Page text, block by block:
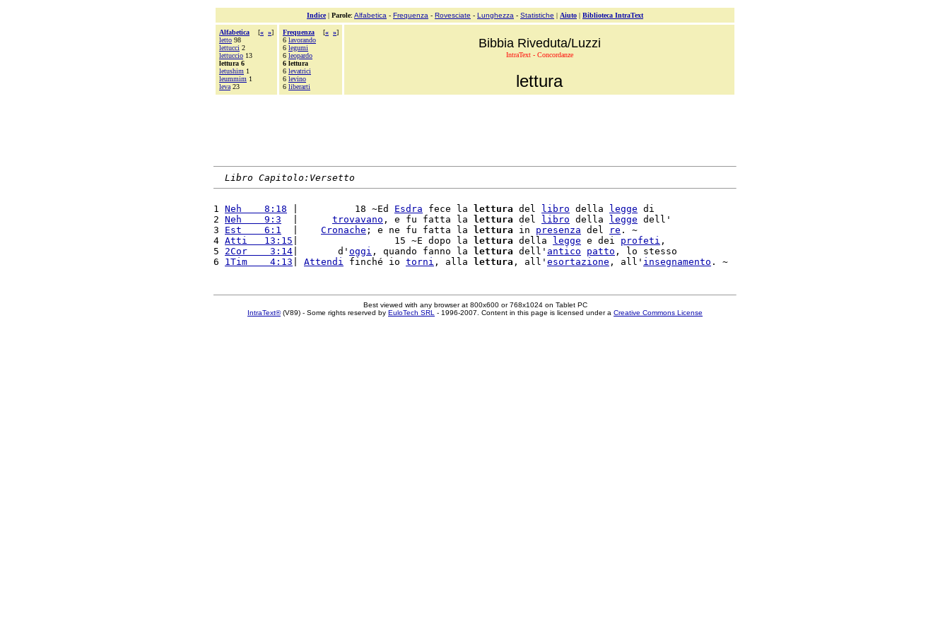
Indice| Parole: Alfabetica - Frequenza - Rovesciate - Lunghezza - Statistiche | Aiuto | Biblioteca IntraText
Alfabetica [« »]
letto 98
lettucci 2
lettuccio 13
lettura 6
letushim 1
leummim 1
leva 23
Frequenza [« »]
6 lavorando
6 legumi
6 leopardo
6 lettura
6 levatrici
6 levino
6 liberarti
Bibbia Riveduta/Luzzi
IntraText - Concordanze
lettura
Libro Capitolo:Versetto
1 Neh    8:18 |          18 ~Ed Esdra fece la lettura del libro della legge di
2 Neh    9:3 trovavano , e fu fatta la lettura del libro della legge dell'
3 Est    6:1 Cronache ; e ne fu fatta la lettura in presenza del re . ~
4 Atti   13:15 |                 15 ~E dopo la lettura della legge e dei profeti ,
5 2Cor    3:14 |       d' oggi , quando fanno la lettura dell' antico patto , lo stesso
6 1Tim    4:13 Attendi finché io torni , alla lettura , all' esortazione , all' insegnamento
Best viewed with any browser at 800x600 or 768x1024 on Tablet PC
IntraText®(V89) - Some rights reserved by EuloTech SRL - 1996-2007. Content in this page is licensed under a Creative Commons License